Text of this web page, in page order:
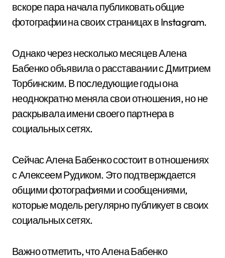
вскоре пара начала публиковать общие
фотографии на своих страницах в Instagram.
Однако через несколько месяцев Алена
Бабенко объявила о расставании с Дмитрием
Торбинским. В последующие годы она
неоднократно меняла свои отношения, но не
раскрывала имени своего партнера в
социальных сетях.
Сейчас Алена Бабенко состоит в отношениях
с Алексеем Рудиком. Это подтверждается
общими фотографиями и сообщениями,
которые модель регулярно публикует в своих
социальных сетях.
Важно отметить, что Алена Бабенко